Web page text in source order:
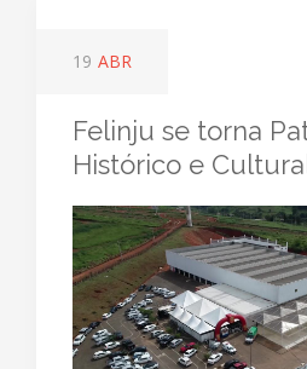
19 ABR
Felinju se torna
Histórico e